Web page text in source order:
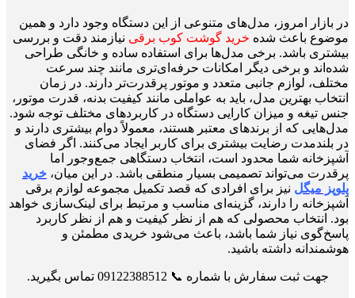
در بازار امروز، مدل‌های متنوعی از این دستگاه وجود دارد و همین
موضوع باعث شده خرید گوشت کوب برقی نیازمند دقت و بررسی
بیشتری باشد. برخی مدل‌ها برای استفاده ساده و خانگی طراحی
شده‌اند و برخی دیگر امکانات حرفه‌ای‌تری مانند چند سرعت
مختلف، لوازم جانبی متعدد و موتور پرقدرت‌تر دارند. در زمان
انتخاب بهترین مدل، باید به عواملی مانند کیفیت بدنه، قدرت موتور،
جنس تیغه و میزان کارایی دستگاه در کاربردهای مختلف توجه شود.
مدل‌هایی که از برندهای معتبر هستند، معمولاً دوام بیشتری دارند و
در بلندمدت رضایت بیشتری برای کاربر ایجاد می‌کنند. اگر فضای
آشپزخانه شما محدود است، انتخاب دستگاهی جمع‌وجور اما
پرقدرت می‌تواند تصمیمی بسیار منطقی باشد. در این میان، خرید
پلوپز میگل نیز برای افرادی که قصد تکمیل مجموعه لوازم برقی
آشپزخانه را دارند، گزینه‌ای مناسب و مرتبط برای لینک‌سازی خواهد
بود. انتخاب محصولی که هم از نظر کیفیت و هم از نظر کاربرد
پاسخ‌گوی نیاز شما باشد، باعث می‌شود خریدی مطمئن و
هوشمندانه داشته باشید.
جهت ثبت سفارش با شماره 📞 09122388512 تماس بگیرید.